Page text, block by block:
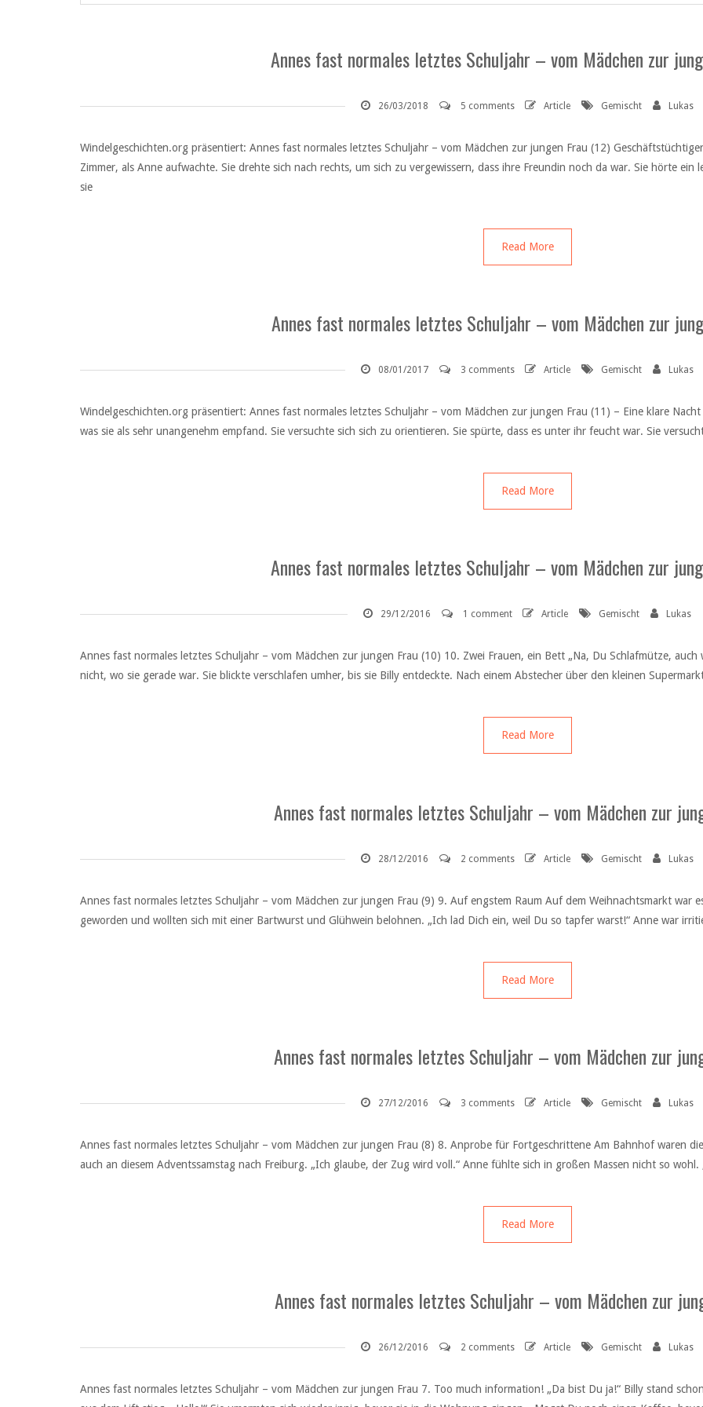
Annes fast normales letztes Schuljahr – vom Mädchen zur
26/03/2018 5 comments Article Gemischt Lukas
Windelgeschichten.org präsentiert: Annes fast normales letztes Schuljahr – vom Mädchen zur jungen Frau (12)
Zimmer, als Anne aufwachte. Sie drehte sich nach rechts, um sich zu vergewissern, dass ihre Freundin noch da war. Sie hörte ein
sie
Read More
Annes fast normales letztes Schuljahr – vom Mädchen zur
08/01/2017 3 comments Article Gemischt Lukas
Windelgeschichten.org präsentiert: Annes fast normales letztes Schuljahr – vom Mädchen zur jungen Frau (11) – Eine klare
was sie als sehr unangenehm empfand. Sie versuchte sich sich zu orientieren. Sie spürte, dass es unter ihr feucht war. Sie
Read More
Annes fast normales letztes Schuljahr – vom Mädchen zur
29/12/2016 1 comment Article Gemischt Lukas
Annes fast normales letztes Schuljahr – vom Mädchen zur jungen Frau (10) 10. Zwei Frauen, ein Bett „Na, Du Schlafmütze,
nicht, wo sie gerade war. Sie blickte verschlafen umher, bis sie Billy entdeckte. Nach einem Abstecher über den kleinen
Read More
Annes fast normales letztes Schuljahr – vom Mädchen zur
28/12/2016 2 comments Article Gemischt Lukas
Annes fast normales letztes Schuljahr – vom Mädchen zur jungen Frau (9) 9. Auf engstem Raum Auf dem Weihnachtsmarkt war
geworden und wollten sich mit einer Bartwurst und Glühwein belohnen. „Ich lad Dich ein, weil Du so tapfer warst!“ Anne war
Read More
Annes fast normales letztes Schuljahr – vom Mädchen zur
27/12/2016 3 comments Article Gemischt Lukas
Annes fast normales letztes Schuljahr – vom Mädchen zur jungen Frau (8) 8. Anprobe für Fortgeschrittene Am Bahnhof waren
auch an diesem Adventssamstag nach Freiburg. „Ich glaube, der Zug wird voll.“ Anne fühlte sich in großen Massen nicht so
Read More
Annes fast normales letztes Schuljahr – vom Mädchen zur
26/12/2016 2 comments Article Gemischt Lukas
Annes fast normales letztes Schuljahr – vom Mädchen zur jungen Frau 7. Too much information! „Da bist Du ja!“ Billy stand